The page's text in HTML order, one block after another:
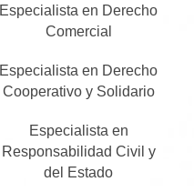
Especialista en Derecho
Comercial
Especialista en Derecho
Cooperativo y Solidario
Especialista en
Responsabilidad Civil y
del Estado